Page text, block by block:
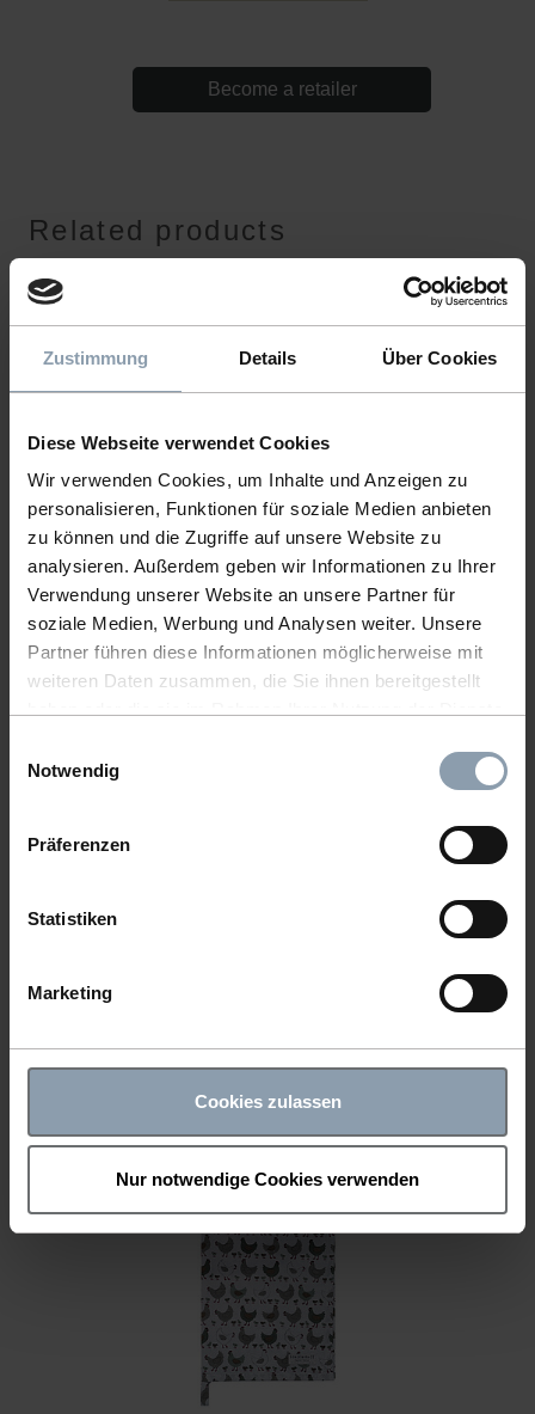
Zustimmung Details Über Cookies
Diese Webseite verwendet Cookies
Wir verwenden Cookies, um Inhalte und Anzeigen zu
personalisieren, Funktionen für soziale Medien anbieten
zu können und die Zugriffe auf unsere Website zu
analysieren. Außerdem geben wir Informationen zu Ihrer
Verwendung unserer Website an unsere Partner für
soziale Medien, Werbung und Analysen weiter. Unsere
Partner führen diese Informationen möglicherweise mit
weiteren Daten zusammen, die Sie ihnen bereitgestellt
Notwendig
Präferenzen
Statistiken
Marketing
Cookies zulassen
Nur notwendige Cookies verwenden
Become a retailer
Related products
TEA TOWEL CHICKENS GREY
Item number: KW13390
Item number: KW13393